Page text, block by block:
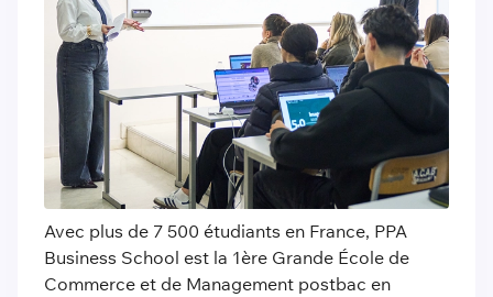
Avec plus de 7 500 étudiants en France, PPA
Business School est la 1ère Grande École de
Commerce et de Management postbac en